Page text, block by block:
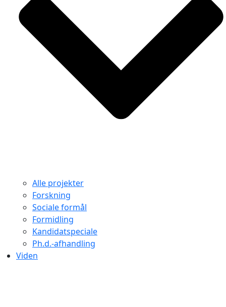
Alle projekter
Forskning
Sociale formål
Formidling
Kandidatspeciale
Ph.d.-afhandling
Viden